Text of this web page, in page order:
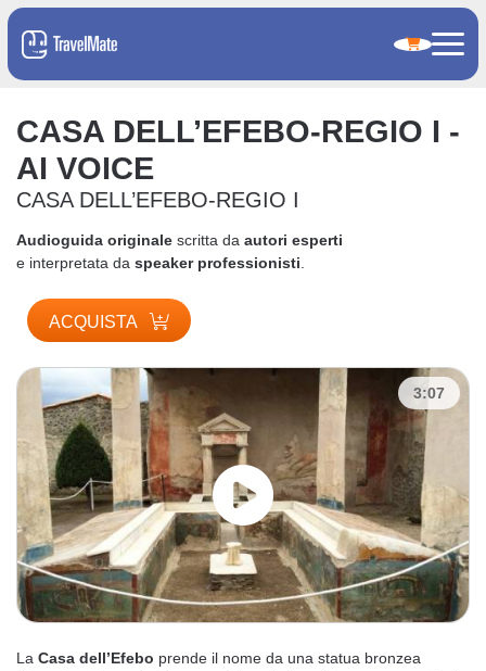
CASA DELL’EFEBO-REGIO I -
AI VOICE
CASA DELL’EFEBO-REGIO I
Audioguida originale scritta da autori esperti
e interpretata da speaker professionisti
ACQUISTA
3:07
La Casa dell’Efebo prende il nome da una statua bronzea